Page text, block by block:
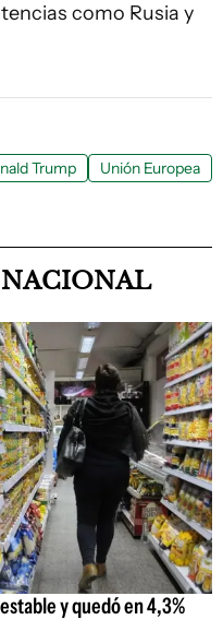
como Rusia y
Trump
Unión Europea
y quedó en 4,3%